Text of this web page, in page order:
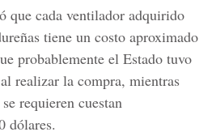
que cada ventilador adquirido
tiene un costo aproximado
probablemente el Estado tuvo
realizar la compra, mientras
requieren cuestan
dólares.